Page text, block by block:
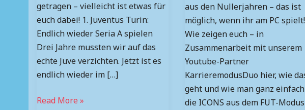
getragen – vielleicht ist etwas für
euch dabei! 1. Juventus Turin:
Endlich wieder Seria A spielen
Drei Jahre mussten wir auf das
echte Juve verzichten. Jetzt ist es
endlich wieder im […]
Read More »
aus den Nullerjahren – das ist
möglich, wenn ihr am PC spielt!
Wie zeigen euch – in
Zusammenarbeit mit unserem
Youtube-Partner
KarrieremodusDuo hier, wie
geht und wie man ganz einfach
die ICONS aus dem FUT-Modus